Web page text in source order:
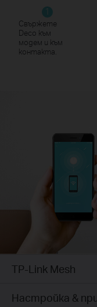
1
Свържете
Deco към
модем и към
контакта.
TP-Link Mesh
Настройка &